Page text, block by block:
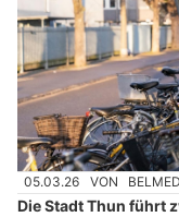
05.03.26 VON
Die Stadt Thun führt